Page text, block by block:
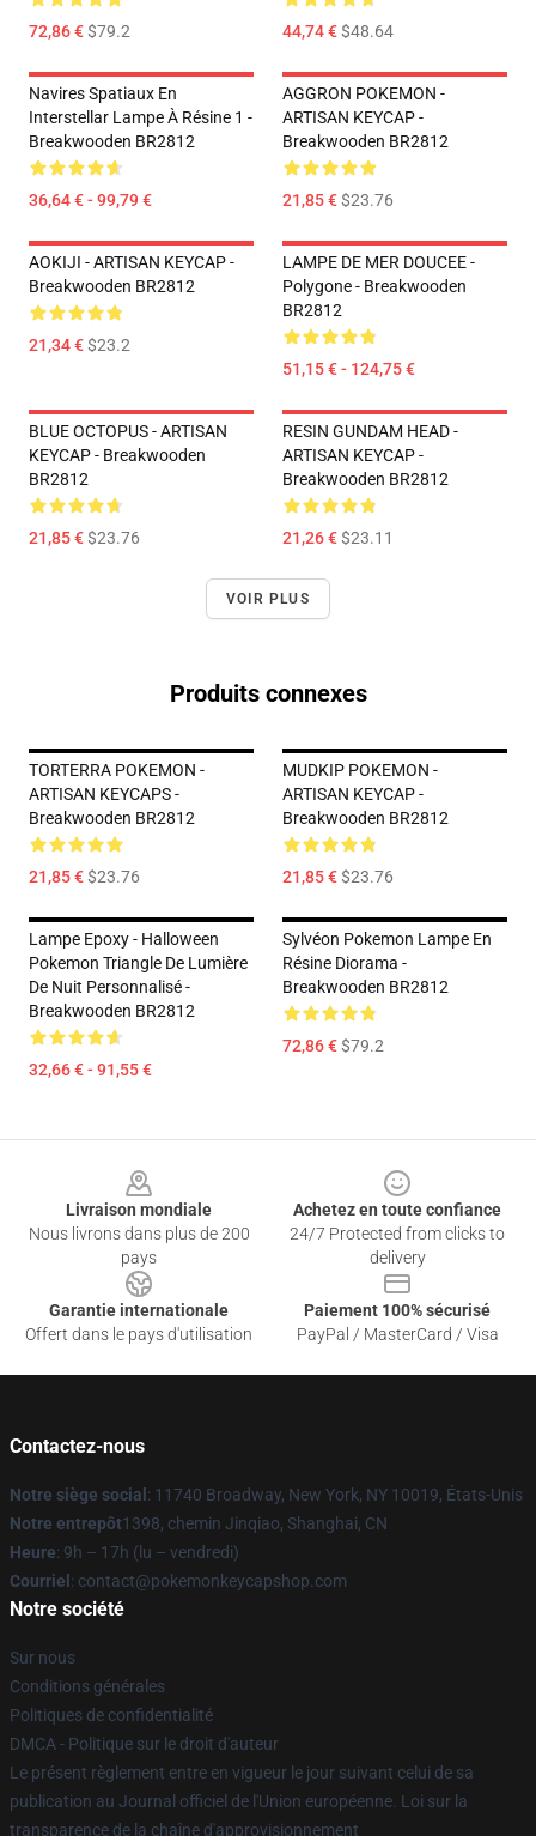
72,86 €$79.2 44,74 €$48.64
Navires Spatiaux En
Interstellar Lampe À Résine 1 -
Breakwooden BR2812
36,64 € - 99,79 €
AGGRON POKEMON -
ARTISAN KEYCAP -
Breakwooden BR2812
21,85 €$23.76
AOKIJI - ARTISAN KEYCAP -
Breakwooden BR2812
21,34 €$23.2
LAMPE DE MER DOUCEE -
Polygone - Breakwooden
BR2812
51,15 € - 124,75 €
BLUE OCTOPUS - ARTISAN
KEYCAP - Breakwooden
BR2812
21,85 €$23.76
RESIN GUNDAM HEAD -
ARTISAN KEYCAP -
Breakwooden BR2812
21,26 €$23.11
VOIR PLUS
Produits connexes
TORTERRA POKEMON -
ARTISAN KEYCAPS -
Breakwooden BR2812
21,85 €$23.76
MUDKIP POKEMON -
ARTISAN KEYCAP -
Breakwooden BR2812
21,85 €$23.76
Lampe Epoxy - Halloween
Pokemon Triangle De Lumière
De Nuit Personnalisé -
Breakwooden BR2812
32,66 € - 91,55 €
Sylvéon Pokemon Lampe En
Résine Diorama -
Breakwooden BR2812
72,86 €$79.2
Livraison mondiale
Nous livrons dans plus de 200
pays
Achetez en toute confiance
24/7 Protected from clicks to
delivery
Garantie internationale
Offert dans le pays d'utilisation
Paiement 100% sécurisé
PayPal / MasterCard / Visa
Contactez-nous
Notre siège social : 11740 Broadway, New York, NY 10019, États-Unis
Notre entrepôt1398, chemin Jinqiao, Shanghai, CN
Heure: 9h – 17h (lu – vendredi)
Courriel : contact@pokemonkeycapshop.com
Notre société
Sur nous
Conditions générales
Politiques de confidentialité
DMCA - Politique sur le droit d'auteur
Le présent règlement entre en vigueur le jour suivant celui de sa
publication au Journal officiel de l'Union européenne. Loi sur la
transparence de la chaîne d'approvisionnement